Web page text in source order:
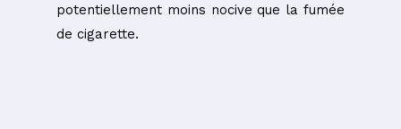
potentiellement moins nocive que la fumée
de cigarette.